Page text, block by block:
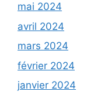
mai 2024
avril 2024
mars 2024
février 2024
janvier 2024